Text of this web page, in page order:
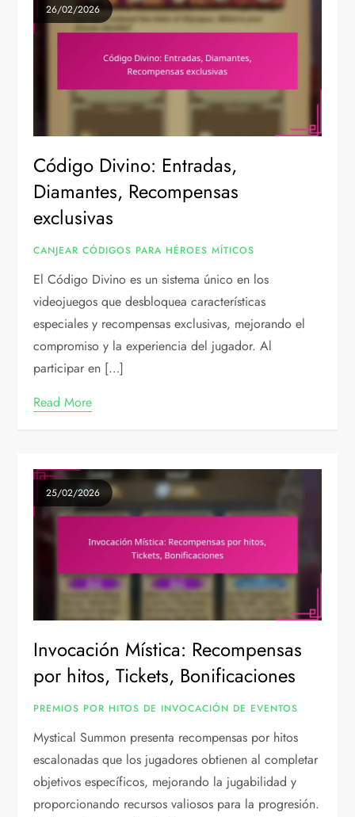
26/02/2026
Código Divino: Entradas,
Diamantes, Recompensas
exclusivas
CANJEAR CÓDIGOS PARA HÉROES MÍTICOS
El Código Divino es un sistema único en los
videojuegos que desbloquea características
especiales y recompensas exclusivas, mejorando el
compromiso y la experiencia del jugador. Al
participar en […]
Read More
25/02/2026
Invocación Mística: Recompensas
por hitos, Tickets, Bonificaciones
PREMIOS POR HITOS DE INVOCACIÓN DE EVENTOS
Mystical Summon presenta recompensas por hitos
escalonadas que los jugadores obtienen al completar
objetivos específicos, mejorando la jugabilidad y
proporcionando recursos valiosos para la progresión.